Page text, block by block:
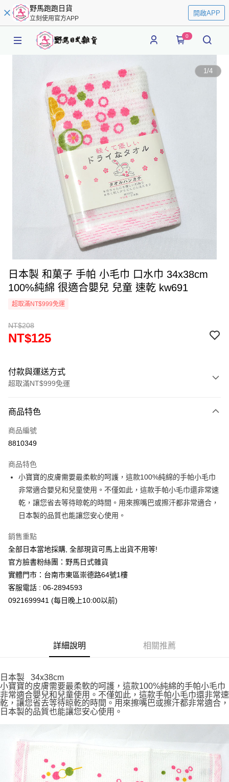
野馬跑跑日貨
立刻使用官方APP
開啟APP
0
1/4
日本製 和菓子 手帕 小毛巾 口水巾 34x38cm
100%純綿 很適合嬰兒 兒童 速乾 kw691
超取滿NT$999免運
NT$208
NT$125
付款與運送方式
超取滿NT$999免運
信用卡一次付款
信用卡分期付款
合作金庫商業銀行
華南商業銀行
彰化商業銀行
上海商業儲蓄銀行
台北富邦商業銀行
國泰世華商業銀行
兆豐國際商業銀行
臺灣中小企業銀行
聯邦商業銀行
元大商業銀行
永豐商業銀行
玉山商業銀行
台新國際商業銀行
台灣樂天信用卡公司
超商取貨付款
LINE Pay
Apple Pay
悠遊付
Google Pay
ATM付款
每筆NT$65，滿NT$999(含以上)免運費
每筆NT$65，滿NT$999(含以上)免運費
7-11取貨付款
每筆NT$65，滿NT$999(含以上)免運費
付款後7-11取貨
每筆NT$65，滿NT$999(含以上)免運費
宅配
每筆NT$100，滿NT$999(含以上)免運費
商品特色
商品編號
8810349
商品特色
小寶寶的皮膚需要最柔軟的呵護，這款100%純綿的手帕小毛巾
非常適合嬰兒和兒童使用。不僅如此，這款手帕小毛巾還非常速
乾，讓您省去等待晾乾的時間。用來擦嘴巴或擦汗都非常適合，
日本製的品質也能讓您安心使用。
銷售重點
全部日本當地採購, 全部現貨可馬上出貨不用等!
官方臉書粉絲團：野馬日式雜貨
實體門市：台南市東區崇德路64號1樓
客服電話 : 06-2894593
0921699941 (每日晚上10:00以前)
詳細說明 相關推薦
日本製 34x38cm
小寶寶的皮膚需要最柔軟的呵護，這款100%純綿的手帕小毛巾
非常適合嬰兒和兒童使用。不僅如此，這款手帕小毛巾還非常速
乾，讓您省去等待晾乾的時間。用來擦嘴巴或擦汗都非常適合，
日本製的品質也能讓您安心使用。